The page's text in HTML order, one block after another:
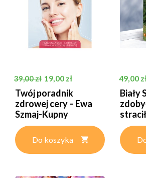
Cena podstawowa
39,00 zł Cena
19,00 zł
Twój poradnik
zdrowej cery – Ewa
Szmaj-Kupny
Do koszyka
Cena
49,00
Biały